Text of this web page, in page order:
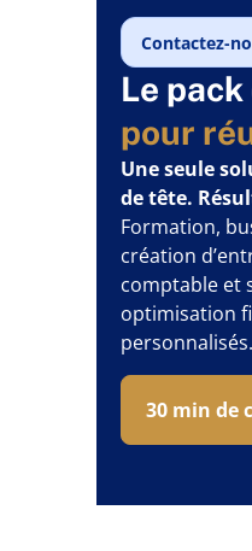
Contactez-
Le
pour
Une seule
de tête.
Formation,
création
comptable et
optimisation
personnalisés.
30 min de